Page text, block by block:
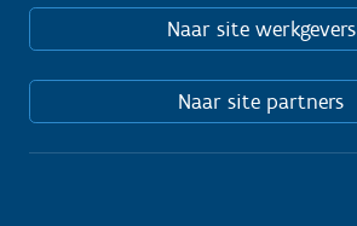
Naar site werkgevers
Naar site partners